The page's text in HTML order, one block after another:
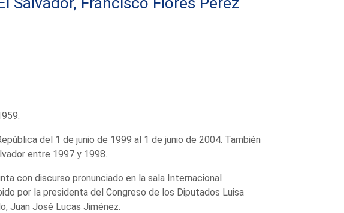
del 1 de junio de 1999 al 1 de junio de 2004. También
entre 1997 y 1998.
con discurso pronunciado en la sala Internacional
por la presidenta del Congreso de los Diputados Luisa
Juan José Lucas Jiménez.